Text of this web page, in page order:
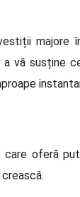
majore
vă susține
care oferă